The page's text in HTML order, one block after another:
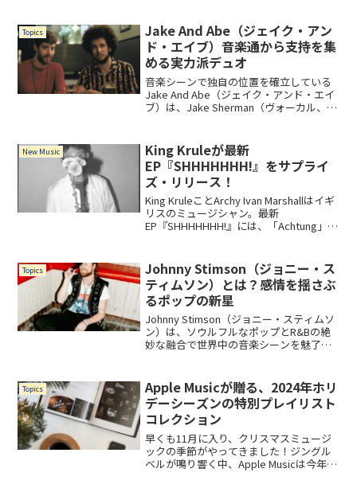
費用なし・最低注文数なしでアナログレ
コードを販売...
Topics
Jake And Abe（ジェイク・アン
ド・エイブ）音楽通から支持を集
める実力派デュオ
音楽シーンで独自の位置を確立している
Jake And Abe（ジェイク・アンド・エイ
ブ）は、Jake Sherman（ヴォーカル、キ
Meshell Ndegeoc...
New Music
King Kruleが最新
EP『SHHHHHHH!』をサプライ
ズ・リリース！
King KruleことArchy Ivan Marshallはイギ
リスのミュージシャン。最新
EP『SHHHHHHH!』には、「Achtung」
務め、バンド・メンバーとともに白黒で
湿地帯を漕ぎ回る収録曲「Time for
Slurp」のミュージックビデオも要チェッ
クです！
Topics
Johnny Stimson（ジョニー・ス
ティムソン）とは？感情を揺さぶ
るポップの新星
Johnny Stimson（ジョニー・スティムソ
ン）は、ソウルフルなポップとR&Bの絶
妙な融合で世界中の音楽シーンを魅了す
女問わず多くのリスナーを魅了していま
す。ブレ...
Topics
Apple Musicが贈る、2024年ホリ
デーシーズンの特別プレイリスト
コレクション
早くも11月に入り、クリスマスミュージ
ックの季節がやってきました！ジングル
ベルが鳴り響く中、Apple Musicは今年も